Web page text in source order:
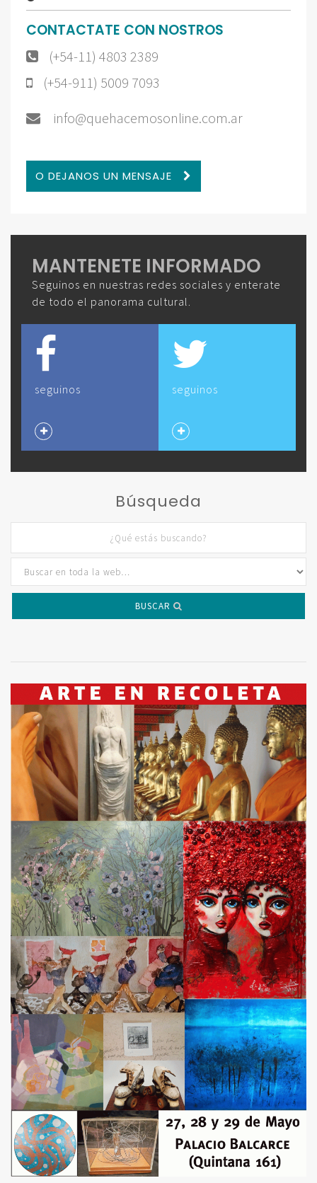
CONTACTATE CON NOSTROS
(+54-11) 4803 2389
(+54-911) 5009 7093
info@quehacemosonline.com.ar
O DEJANOS UN MENSAJE
MANTENETE INFORMADO
Seguinos en nuestras redes sociales y enterate
de todo el panorama cultural.
seguinos seguinos
Búsqueda
BUSCAR